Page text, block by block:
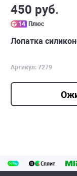
450 руб.
14 Плюс
Лопатка
Артикул: 7279